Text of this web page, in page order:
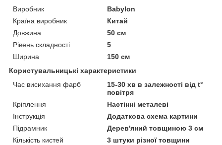
Виробник
Babylon
Країна виробник
Китай
Довжина
50 см
Рівень складності
5
Ширина
150 см
Користувальницькі характеристики
Час висихання фарб
15-30 хв в залежності від t°
повітря
Кріплення
Настінні металеві
Інструкція
Додаткова схема картини
Підрамник
Дерев'яний товщиною 3 см
Кількість кистей
3 штуки різної товщини